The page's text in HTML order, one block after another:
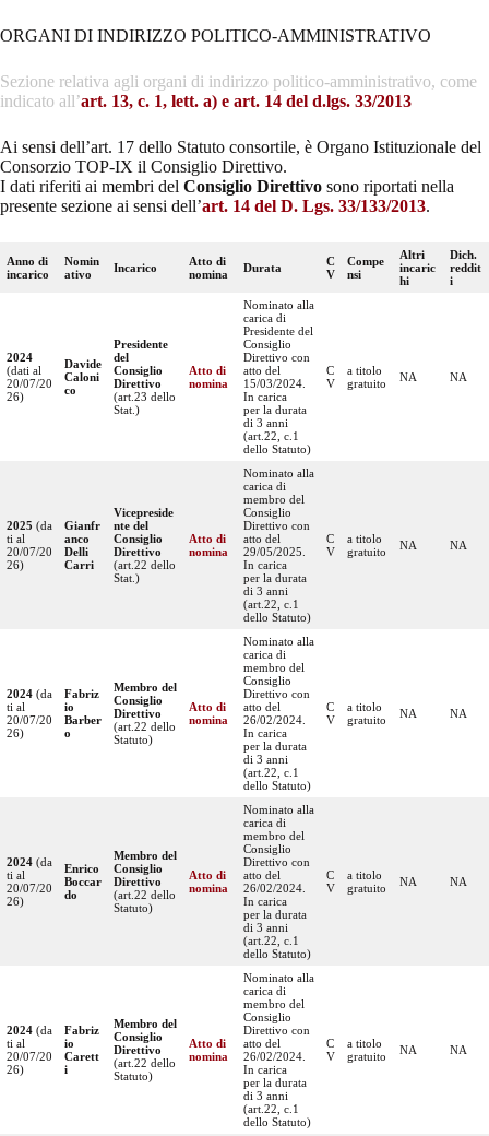
ORGANI DI INDIRIZZO POLITICO-AMMINISTRATIVO
Sezione relativa agli organi di indirizzo politico-amministrativo, come
indicato all’art. 13, c. 1, lett. a) e art. 14 del d.lgs. 33/2013
Ai sensi dell’art. 17 dello Statuto consortile, è Organo Istituzionale del
Consorzio TOP-IX il Consiglio Direttivo.
I dati riferiti ai membri del Consiglio Direttivo sono riportati nella
presente sezione ai sensi dell’art. 14 del D. Lgs. 33/133/2013.
Anno di
incarico
Nomin
ativo
Incarico
Atto di
nomina
Durata
C
V
Compe
nsi
Altri
incaric
hi
Dich.
reddit
i
2024
(dati al
20/07/20
26)
Davide
Caloni
co
Presidente
del
Consiglio
Direttivo
(art.23 dello
Stat.)
Atto di
nomina
Nominato alla
carica di
Presidente del
Consiglio
Direttivo con
atto del
15/03/2024.
In carica
per la durata
di 3 anni
(art.22, c.1
dello Statuto)
C
V
a titolo
gratuito
NA NA
2025 (da
ti al
20/07/20
26)
Gianfr
anco
Delli
Carri
Vicepreside
nte del
Consiglio
Direttivo
(art.22 dello
Stat.)
Atto di
nomina
Nominato alla
carica di
membro del
Consiglio
Direttivo con
atto del
29/05/2025.
In carica
per la durata
di 3 anni
(art.22, c.1
dello Statuto)
C
V
a titolo
gratuito
NA NA
2024(da
ti al
20/07/20
26)
Fabriz
io
Barber
o
Membro del
Consiglio
Direttivo
(art.22 dello
Statuto)
Atto di
nomina
Nominato alla
carica di
membro del
Consiglio
Direttivo con
atto del
26/02/2024.
In carica
per la durata
di 3 anni
(art.22, c.1
dello Statuto)
C
V
a titolo
gratuito
NA NA
2024(da
ti al
20/07/20
26)
Enrico
Boccar
do
Membro del
Consiglio
Direttivo
(art.22 dello
Statuto)
Atto di
nomina
Nominato alla
carica di
membro del
Consiglio
Direttivo con
atto del
26/02/2024.
In carica
per la durata
di 3 anni
(art.22, c.1
dello Statuto)
C
V
a titolo
gratuito
NA NA
2024(da
ti al
20/07/20
26)
Fabriz
io
Carett
i
Membro del
Consiglio
Direttivo
(art.22 dello
Statuto)
Atto di
nomina
Nominato alla
carica di
membro del
Consiglio
Direttivo con
atto del
26/02/2024.
In carica
per la durata
di 3 anni
(art.22, c.1
dello Statuto)
C
V
a titolo
gratuito
NA NA